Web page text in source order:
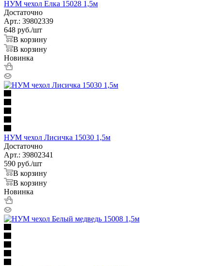
НУМ чехол Елка 15028 1,5м
Достаточно
Арт.: 39802339
648 руб./шт
В корзину
В корзину
Новинка
НУМ чехол Лисичка 15030 1,5м
Достаточно
Арт.: 39802341
590 руб./шт
В корзину
В корзину
Новинка